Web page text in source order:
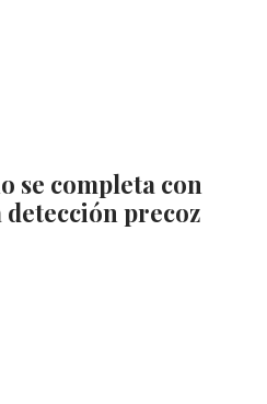
se completa con
detección precoz